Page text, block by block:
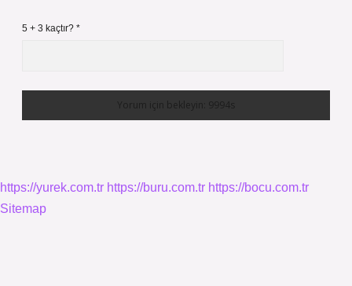
5 + 3 kaçtır? *
https://yurek.com.tr https://buru.com.tr https://bocu.com.tr
Sitemap